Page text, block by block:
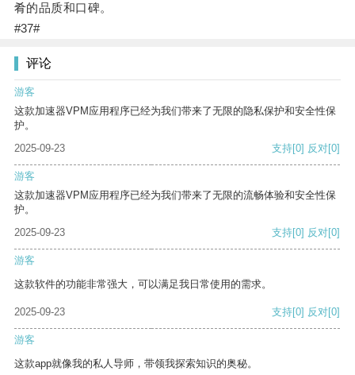
肴的品质和口碑。
#37#
评论
游客
这款加速器VPM应用程序已经为我们带来了无限的隐私保护和安全性保
护。
2025-09-23
支持[0] 反对[0]
游客
这款加速器VPM应用程序已经为我们带来了无限的流畅体验和安全性保
护。
2025-09-23
支持[0] 反对[0]
游客
这款软件的功能非常强大，可以满足我日常使用的需求。
2025-09-23 支持[0] 反对[0]
游客
这款app就像我的私人导师，带领我探索知识的奥秘。